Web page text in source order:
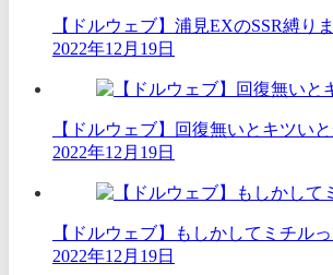
【ドルウェブ】浦見EXのSSR縛り
2022年12月19日
【ドルウェブ】回復無いとキツい
2022年12月19日
【ドルウェブ】もしかしてミチル
2022年12月19日